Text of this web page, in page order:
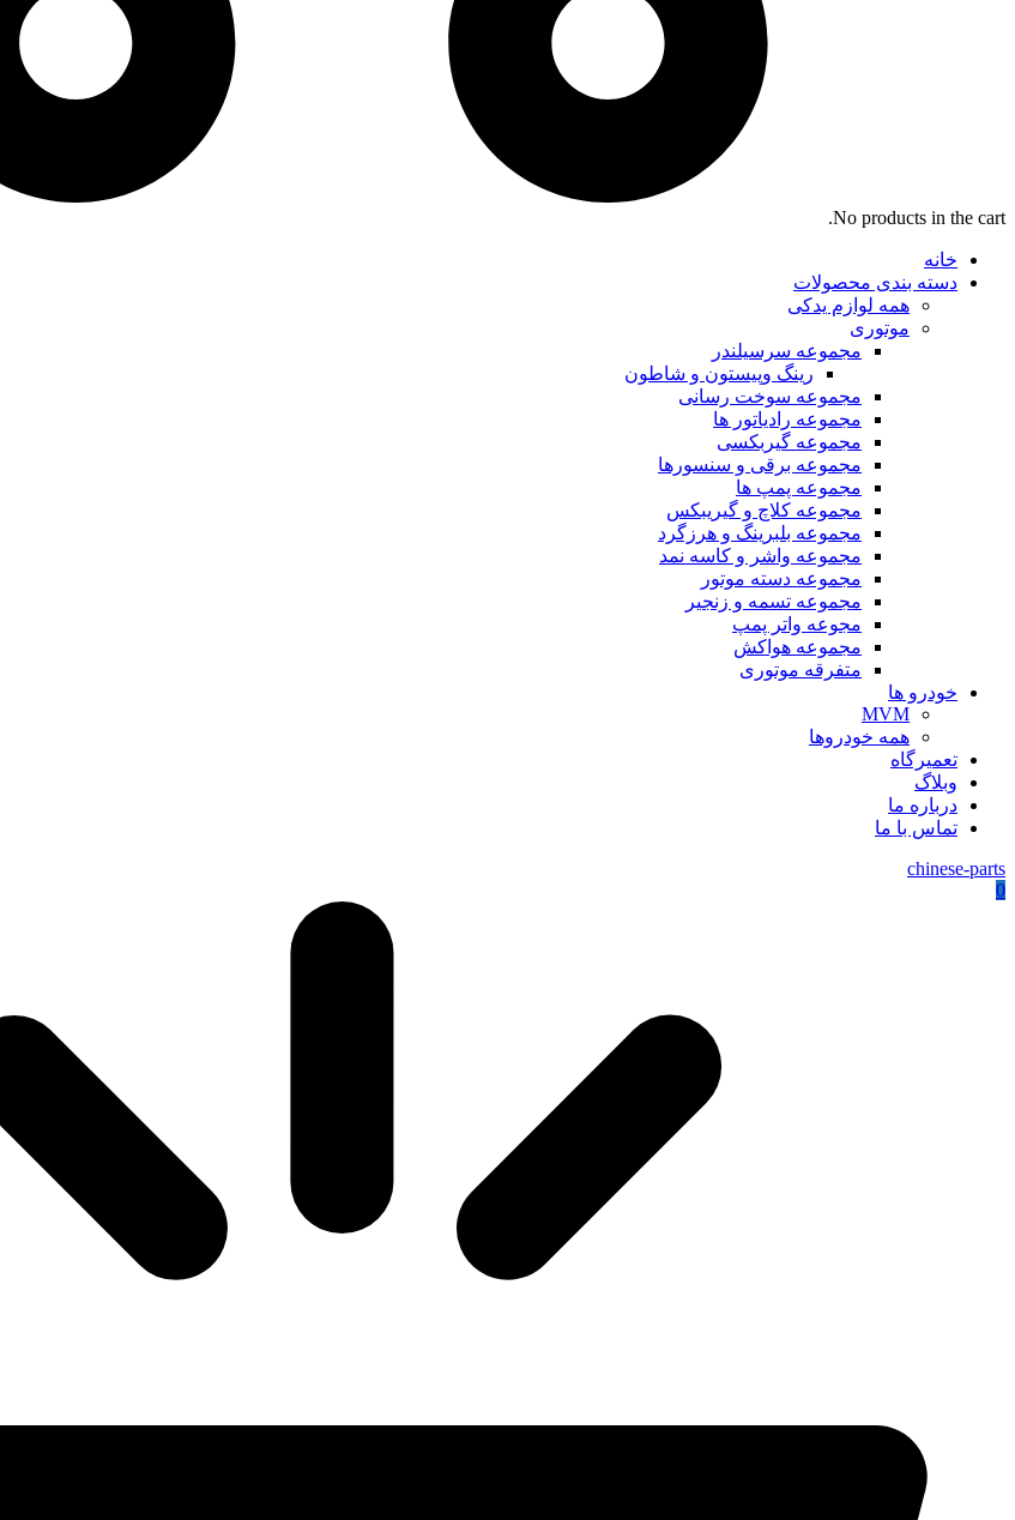
No products in the cart.
خانه
دسته بندی محصولات
همه لوازم یدکی
موتوری
مجموعه سرسیلندر
رینگ وپیستون و شاطون
مجموعه سوخت رسانی
مجموعه رادیاتور ها
مجموعه گیربکسی
مجموعه برقی و سنسورها
مجموعه پمپ ها
مجموعه کلاچ و گیریبکس
مجموعه بلبرینگ و هرزگرد
مجموعه واشر و کاسه نمد
مجموعه دسته موتور
مجموعه تسمه و زنجیر
مجوعه واتر پمپ
مجموعه هواکش
متفرقه موتوری
خودرو ها
MVM
همه خودروها
تعمیرگاه
وبلاگ
درباره ما
تماس با ما
chinese-parts
0